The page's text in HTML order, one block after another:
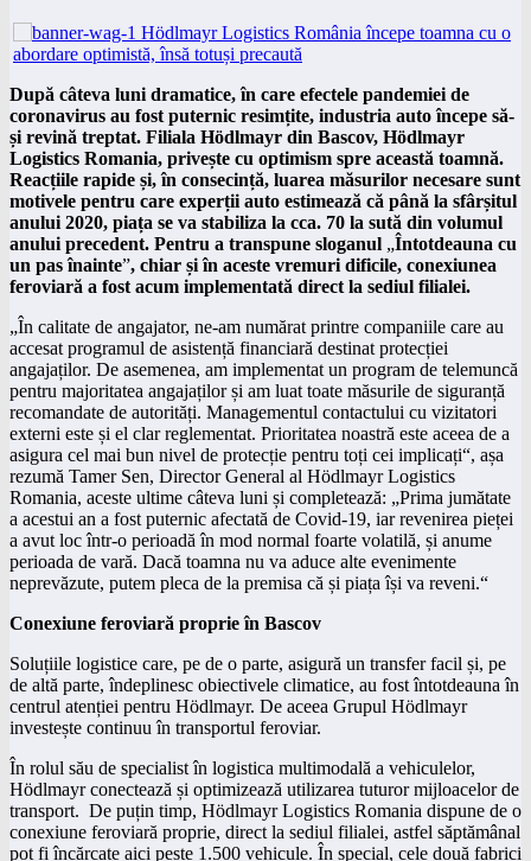
După câteva luni dramatice, în care efectele pandemiei de
coronavirus au fost puternic resimțite, industria auto începe să-
și revină treptat. Filiala Hödlmayr din Bascov, Hödlmayr
Logistics Romania, privește cu optimism spre această toamnă.
Reacțiile rapide și, în consecință, luarea măsurilor necesare sunt
motivele pentru care experții auto estimează că până la sfârșitul
anului 2020, piața se va stabiliza la cca. 70 la sută din volumul
anului precedent. Pentru a transpune sloganul „Întotdeauna cu
un pas înainte”, chiar și în aceste vremuri dificile, conexiunea
feroviară a fost acum implementată direct la sediul filialei.
„În calitate de angajator, ne-am numărat printre companiile care au
accesat programul de asistență financiară destinat protecției
angajaților. De asemenea, am implementat un program de telemuncă
pentru majoritatea angajaților și am luat toate măsurile de siguranță
recomandate de autorități. Managementul contactului cu vizitatori
externi este și el clar reglementat. Prioritatea noastră este aceea de a
asigura cel mai bun nivel de protecție pentru toți cei implicați“, așa
rezumă Tamer Sen, Director General al Hödlmayr Logistics
Romania, aceste ultime câteva luni și completează: „Prima jumătate
a acestui an a fost puternic afectată de Covid-19, iar revenirea pieței
a avut loc într-o perioadă în mod normal foarte volatilă, și anume
perioada de vară. Dacă toamna nu va aduce alte evenimente
neprevăzute, putem pleca de la premisa că și piața își va reveni.“
Conexiune feroviară proprie în Bascov
Soluțiile logistice care, pe de o parte, asigură un transfer facil și, pe
de altă parte, îndeplinesc obiectivele climatice, au fost întotdeauna în
centrul atenției pentru Hödlmayr. De aceea Grupul Hödlmayr
investește continuu în transportul feroviar.
În rolul său de specialist în logistica multimodală a vehiculelor,
Hödlmayr conectează și optimizează utilizarea tuturor mijloacelor de
transport. De puțin timp, Hödlmayr Logistics Romania dispune de o
conexiune feroviară proprie, direct la sediul filialei, astfel săptămânal
pot fi încărcate aici peste 1.500 vehicule. În special, cele două fabrici